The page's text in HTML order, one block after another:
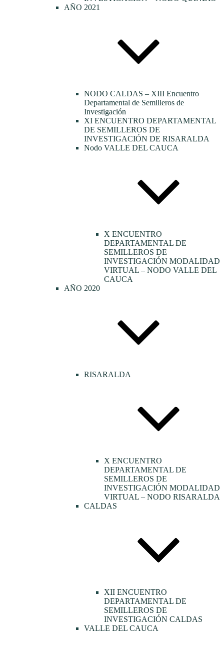
AÑO 2021
NODO CALDAS – XIII Encuentro
Departamental de Semilleros de
Investigación
XI ENCUENTRO DEPARTAMENTAL
DE SEMILLEROS DE
INVESTIGACIÓN DE RISARALDA
Nodo VALLE DEL CAUCA
X ENCUENTRO
DEPARTAMENTAL DE
SEMILLEROS DE
INVESTIGACIÓN MODALIDAD
VIRTUAL – NODO VALLE DEL
CAUCA
AÑO 2020
RISARALDA
X ENCUENTRO
DEPARTAMENTAL DE
SEMILLEROS DE
INVESTIGACIÓN MODALIDAD
VIRTUAL – NODO RISARALDA
CALDAS
XII ENCUENTRO
DEPARTAMENTAL DE
SEMILLEROS DE
INVESTIGACIÓN CALDAS
VALLE DEL CAUCA